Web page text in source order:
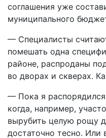
соглашения уже
муниципального
— Специалисты
помешать одна
районе, распроданы
во дворах и скверах.
— Пока я распорядился
когда, например,
вырубить целую рощу
достаточно тесно.